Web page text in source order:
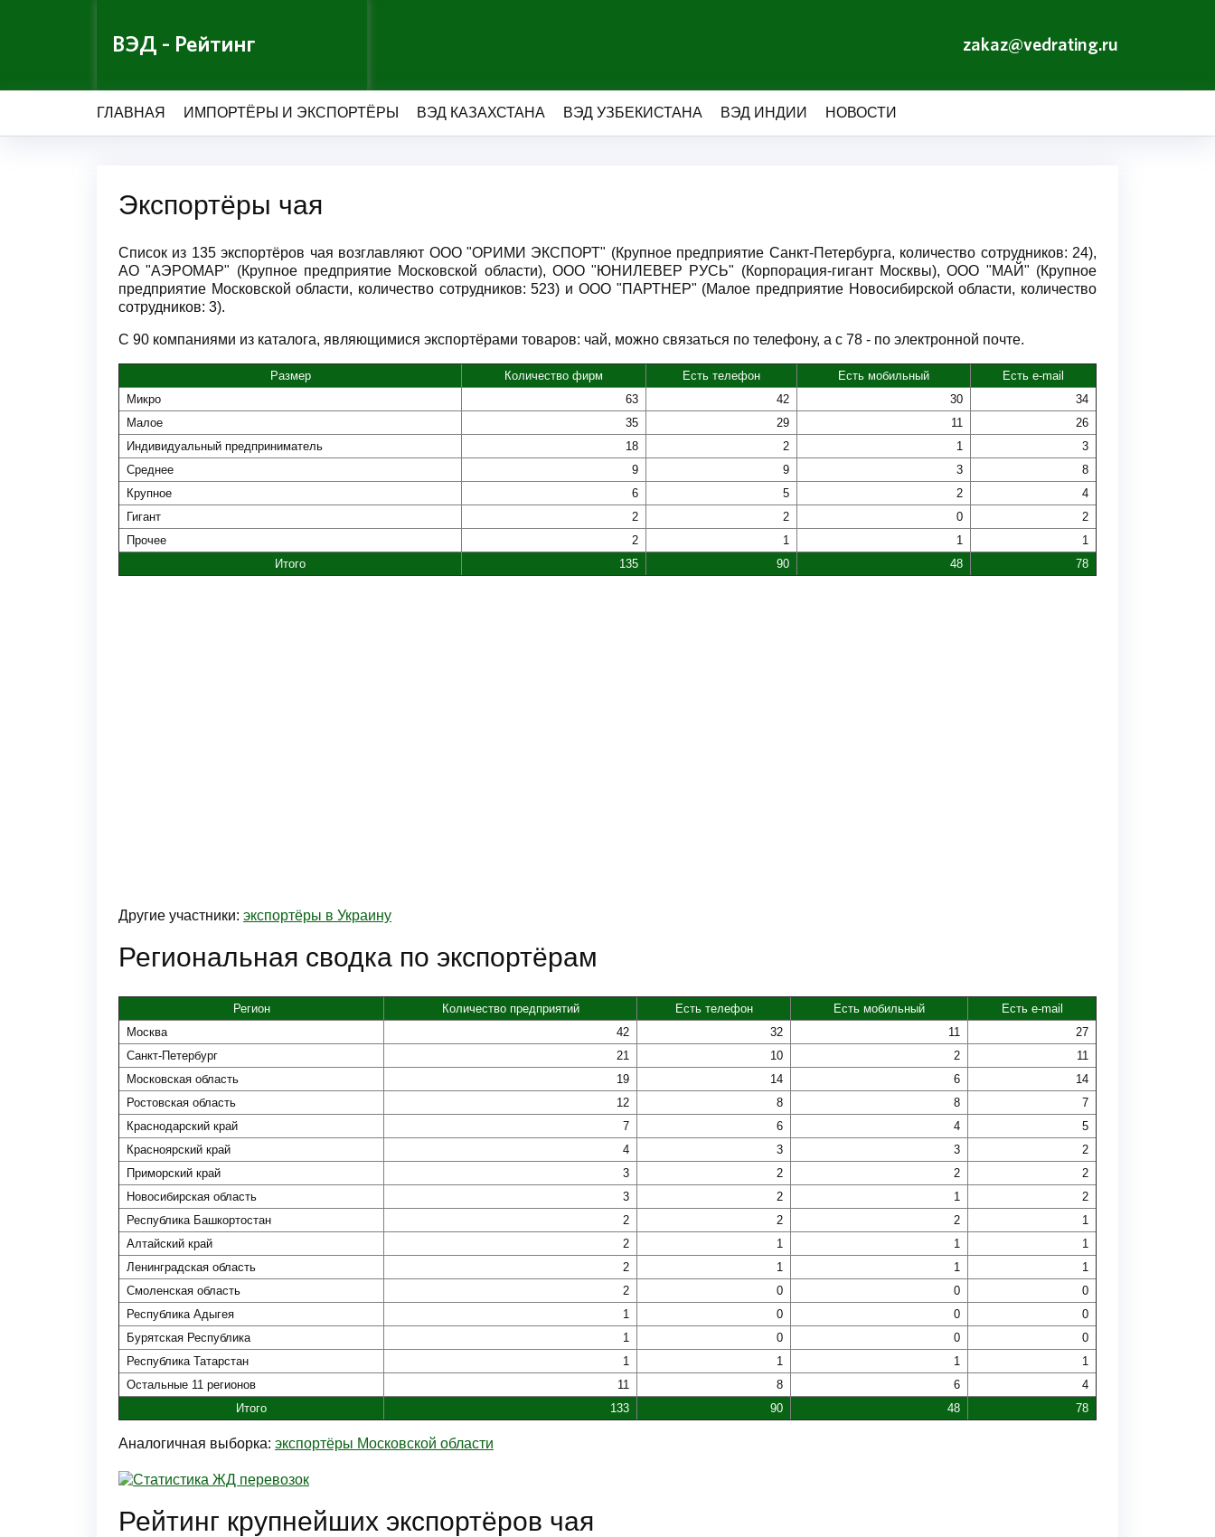
ВЭД - Рейтинг zakaz@vedrating.ru
ГЛАВНАЯ ИМПОРТЁРЫ И ЭКСПОРТЁРЫ ВЭД КАЗАХСТАНА ВЭД УЗБЕКИСТАНА ВЭД ИНДИИ НОВОСТИ
Экспортёры чая
Список из 135 экспортёров чая возглавляют ООО "ОРИМИ ЭКСПОРТ" (Крупное предприятие Санкт-Петербурга, количество сотрудников: 24),
АО "АЭРОМАР" (Крупное предприятие Московской области), ООО "ЮНИЛЕВЕР РУСЬ" (Корпорация-гигант Москвы), ООО "МАЙ" (Крупное
предприятие Московской области, количество сотрудников: 523) и ООО "ПАРТНЕР" (Малое предприятие Новосибирской области, количество
сотрудников: 3).
С 90 компаниями из каталога, являющимися экспортёрами товаров: чай, можно связаться по телефону, а с 78 - по электронной почте.
Размер Количество фирм Есть телефон Есть мобильный
Есть e-mail
Микро
63 42 30
34
Малое
35 29 11
26
Индивидуальный предприниматель
18 2 1
3
Среднее
9 9 3
8
Крупное
6 5 2
4
Гигант
2 2 0
2
Прочее
2 1 1
1
Итого
135 90 48 78
Другие участники: экспортёры в Украину
Региональная сводка по экспортёрам
Регион Количество предприятий Есть телефон Есть мобильный
Есть e-mail
Москва
42 32 11
27
Санкт-Петербург
21 10 2
11
Московская область
19 14 6
14
Ростовская область
12 8 8
7
Краснодарский край
7 6 4
5
Красноярский край
4 3 3
2
Приморский край
3 2 2
2
Новосибирская область
3 2 1
2
Республика Башкортостан
2 2 2
1
Алтайский край
2 1 1
1
Ленинградская область
2 1 1
1
Смоленская область
2 0 0
0
Республика Адыгея
1 0 0
0
Бурятская Республика
1 0 0
0
Республика Татарстан
1 1 1
1
Остальные 11 регионов
11 8 6
4
Итого
133 90 48 78
Аналогичная выборка: экспортёры Московской области
Рейтинг крупнейших экспортёров чая